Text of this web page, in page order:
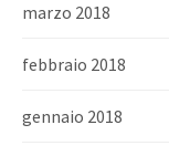
marzo 2018
febbraio 2018
gennaio 2018